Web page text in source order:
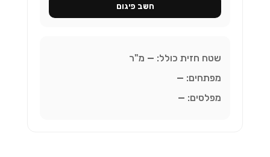
חשב פיגום
שטח חזית כולל: — מ"ר
מפתחים: —
מפלסים: —